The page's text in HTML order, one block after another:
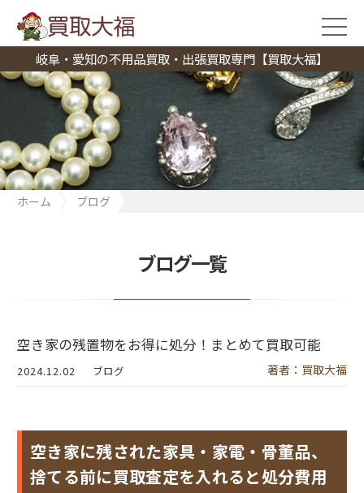
岐阜・愛知の不用品買取・出張買取専門【買取大福】
ホーム
ブログ
ブログ一覧
空き家の残置物をお得に処分！まとめて買取可能
2024.12.02 ブログ 著者：買取大福
空き家に残された家具・家電・骨董品、
捨てる前に買取査定を入れると処分費用